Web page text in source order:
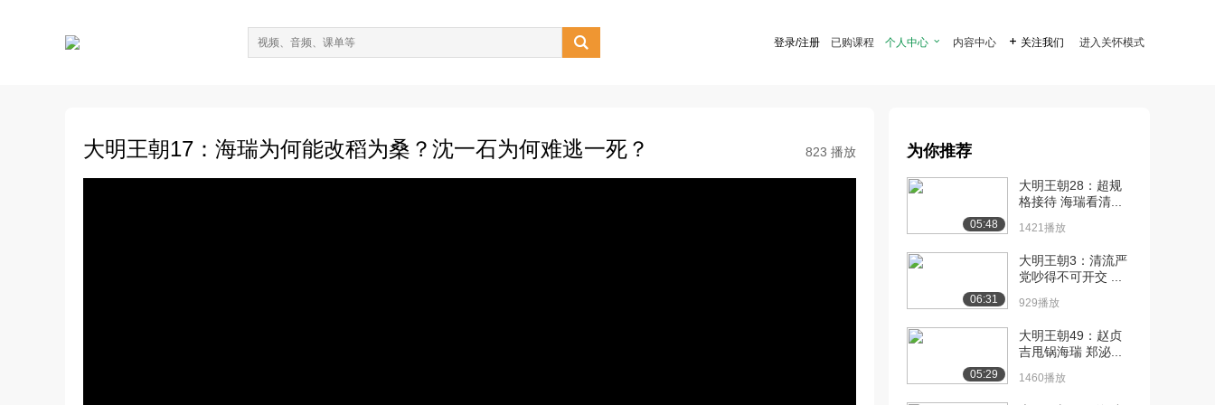
 登录/注册 已购课程 个人中心  内容中心  关注我们 进入关怀模式
大明王朝17：海瑞为何能改稻为桑？沈一石为何难逃一死？ 823 播放 为你推荐
05:48
大明王朝28：超规
格接待 海瑞看清...
1421播放
06:31
大明王朝3：清流严
党吵得不可开交 ...
929播放
05:29
大明王朝49：赵贞
吉甩锅海瑞 郑泌...
1460播放